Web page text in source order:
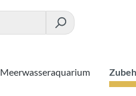
Meerwasseraquarium